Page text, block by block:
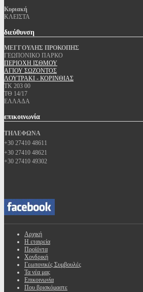
Κυριακή
ΚΛΕΙΣΤΑ
διεύθυνση
ΜΕΓΓΟΥΛΗΣ ΠΡΟΚΟΠΗΣ
ΓΕΩΠΟΝΙΚΟ ΠΑΡΚΟ
ΠΕΡΙΟΧΗ ΙΣΘΜΟΥ
ΑΓΙΟΥ ΣΩΖΟΝΤΟΣ
ΛΟΥΤΡΑΚΙ - ΚΟΡΙΝΘΙΑΣ
ΤΚ 203 00
ΤΘ 14/17
ΕΛΛΑΔΑ
επικοινωνία
ΤΗΛΕΦΩΝΑ
+30 27410 48611
+30 27410 48621
+30 27410 49302
Αρχική
Η εταιρεία
Προϊόντα
Χονδρική
Γεωπονικές Συμβουλές
Τα νέα μας
Επικοινωνία
Που βρισκόμαστε